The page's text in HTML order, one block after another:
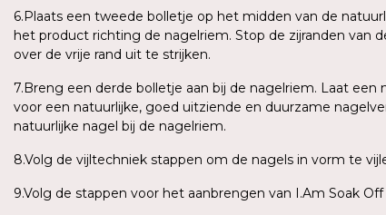
6.Plaats een tweede bolletje op het midden van de
het product richting de nagelriem. Stop de zijranden van
over de vrije rand uit te strijken.
7.Breng een derde bolletje aan bij de nagelriem. Laat
voor een natuurlijke, goed uitziende en duurzame
natuurlijke nagel bij de nagelriem.
8.Volg de vijltechniek stappen om de nagels in vorm te
9.Volg de stappen voor het aanbrengen van I.Am Soak Off